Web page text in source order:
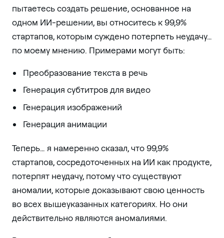
пытаетесь создать решение, основанное на
одном ИИ-решении, вы относитесь к 99,9%
стартапов, которым суждено потерпеть неудачу…
по моему мнению. Примерами могут быть:
Преобразование текста в речь
Генерация субтитров для видео
Генерация изображений
Генерация анимации
Теперь… я намеренно сказал, что 99,9%
стартапов, сосредоточенных на ИИ как продукте,
потерпят неудачу, потому что существуют
аномалии, которые доказывают свою ценность
во всех вышеуказанных категориях. Но они
действительно являются аномалиями.